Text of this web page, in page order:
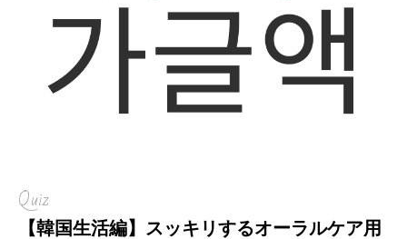
Quiz
【韓国生活編】スッキリするオーラルケア用